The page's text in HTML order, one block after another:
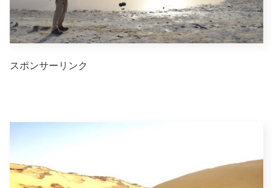
スポンサーリンク